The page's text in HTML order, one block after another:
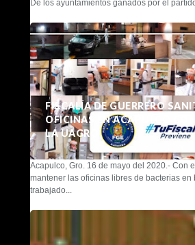
De los ayuntamientos ganados por el
FISCALÍA DE GUERRERO
OFICINAS EN ACAPULCO
LA UAGRO
Acapulco, Gro. 16 de mayo del 2020.- Con
mantener las oficinas libres de bacterias en
trabajado...